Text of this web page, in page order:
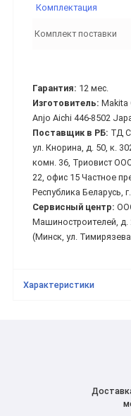
Комплектация
Комплект поставки
Гарантия: 12 мес.
Изготовитель: Makita
Anjo Aichi 446-8502
Поставщик в РБ: ТД
ул. Кнорина, д. 50, к.
комн. 36, Триовист
22, офис 15 Частное
Республика Беларусь,
Сервисный центр:
Машиностроителей, д.
(Минск, ул.
Характеристики